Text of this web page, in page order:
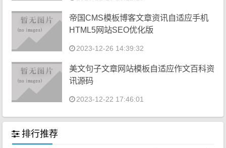
帝国CMS模板博客文章资讯自适应手机
HTML5网站SEO优化版
2023-12-26 14:39:32
美文句子文章网站模板自适应作文百科资
讯源码
2023-12-22 17:46:01
排行推荐